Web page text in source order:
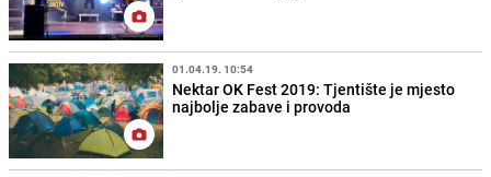
01.04.19. 10:54
Nektar OK Fest 2019: Tjentište je mjesto
najbolje zabave i provoda